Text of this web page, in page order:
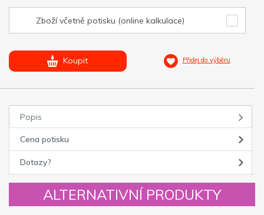
Zboží včetně potisku (online kalkulace)
Koupit Přidej do výběru
Popis
Cena potisku
Dotazy?
ALTERNATIVNÍ PRODUKTY